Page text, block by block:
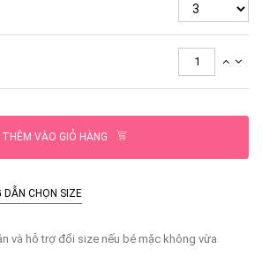
THÊM VÀO GIỎ HÀNG
DẪN CHỌN SIZE
và hỗ trợ đổi size nếu bé mặc không vừa